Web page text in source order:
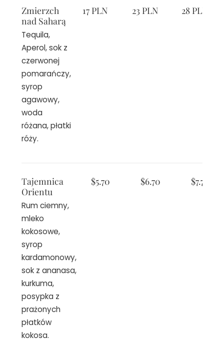
Zmierzch
nad Saharą
Tequila,
Aperol, sok z
czerwonej
pomarańczy,
syrop
agawowy,
woda
różana, płatki
róży.
17 PLN 23 PLN 28 PLN
Tajemnica
Orientu
Rum ciemny,
mleko
kokosowe,
syrop
kardamonowy,
sok z ananasa,
kurkuma,
posypka z
prażonych
płatków
kokosa.
$5.70 $6.70 $7.70